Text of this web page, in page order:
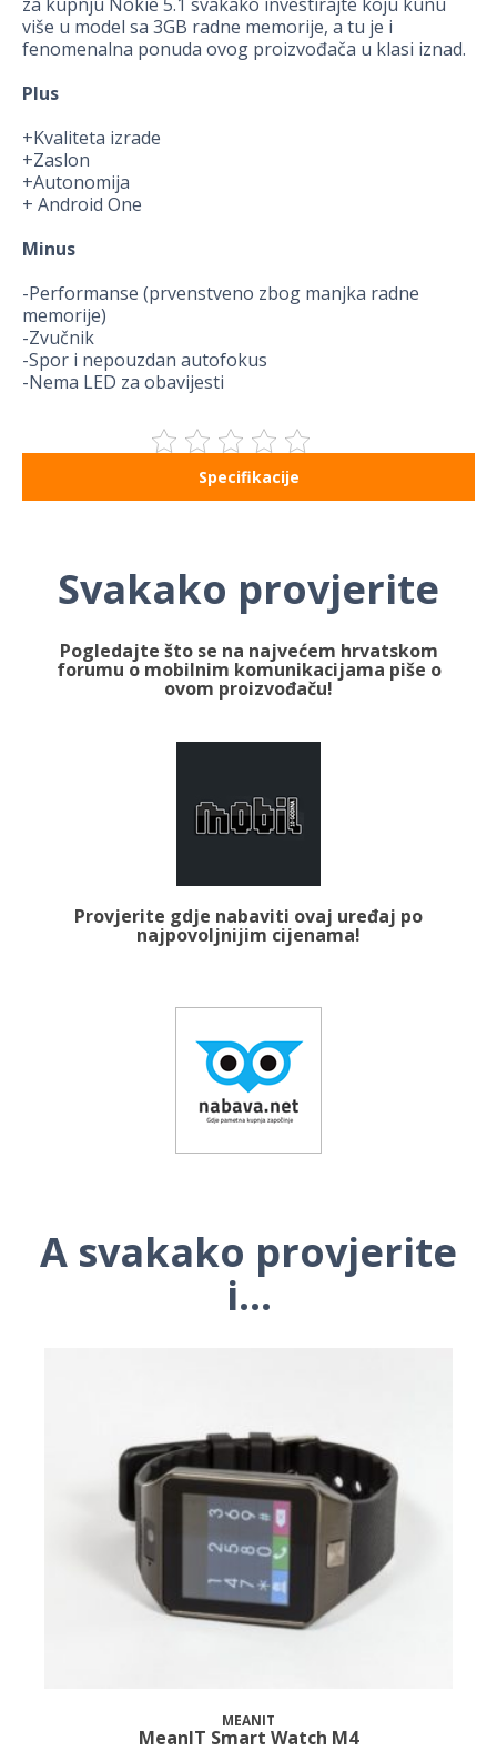
više u model sa 3GB radne memorije, a tu je i
fenomenalna ponuda ovog proizvođača u klasi iznad.
Plus
+Kvaliteta izrade
+Zaslon
+Autonomija
+ Android One
Minus
-Performanse (prvenstveno zbog manjka radne
memorije)
-Zvučnik
-Spor i nepouzdan autofokus
-Nema LED za obavijesti
Specifikacije
Svakako provjerite
Pogledajte što se na najvećem hrvatskom
forumu o mobilnim komunikacijama piše o
ovom proizvođaču!
Provjerite gdje nabaviti ovaj uređaj po
najpovoljnijim cijenama!
A svakako provjerite
i...
MEANIT
MeanIT Smart Watch M4